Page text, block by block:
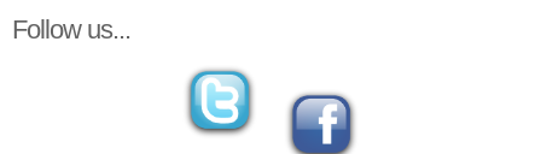
Follow us...